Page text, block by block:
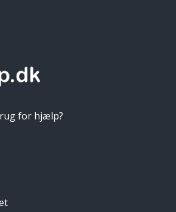
for hjælp?